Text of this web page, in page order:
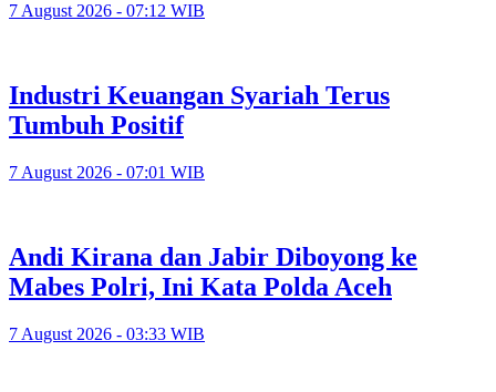
7 August 2026 - 07:12 WIB
Industri Keuangan Syariah Terus
Tumbuh Positif
7 August 2026 - 07:01 WIB
Andi Kirana dan Jabir Diboyong ke
Mabes Polri, Ini Kata Polda Aceh
7 August 2026 - 03:33 WIB